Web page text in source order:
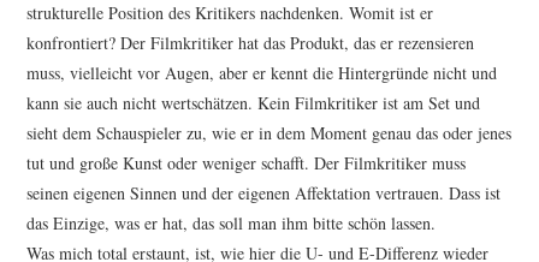
strukturelle Position des Kritikers nachdenken. Womit ist er
konfrontiert? Der Filmkritiker hat das Produkt, das er rezensieren
muss, vielleicht vor Augen, aber er kennt die Hintergründe nicht und
kann sie auch nicht wertschätzen. Kein Filmkritiker ist am Set und
sieht dem Schauspieler zu, wie er in dem Moment genau das oder jenes
tut und große Kunst oder weniger schafft. Der Filmkritiker muss
seinen eigenen Sinnen und der eigenen Affektation vertrauen. Dass ist
das Einzige, was er hat, das soll man ihm bitte schön lassen.
Was mich total erstaunt, ist, wie hier die U- und E-Differenz wieder